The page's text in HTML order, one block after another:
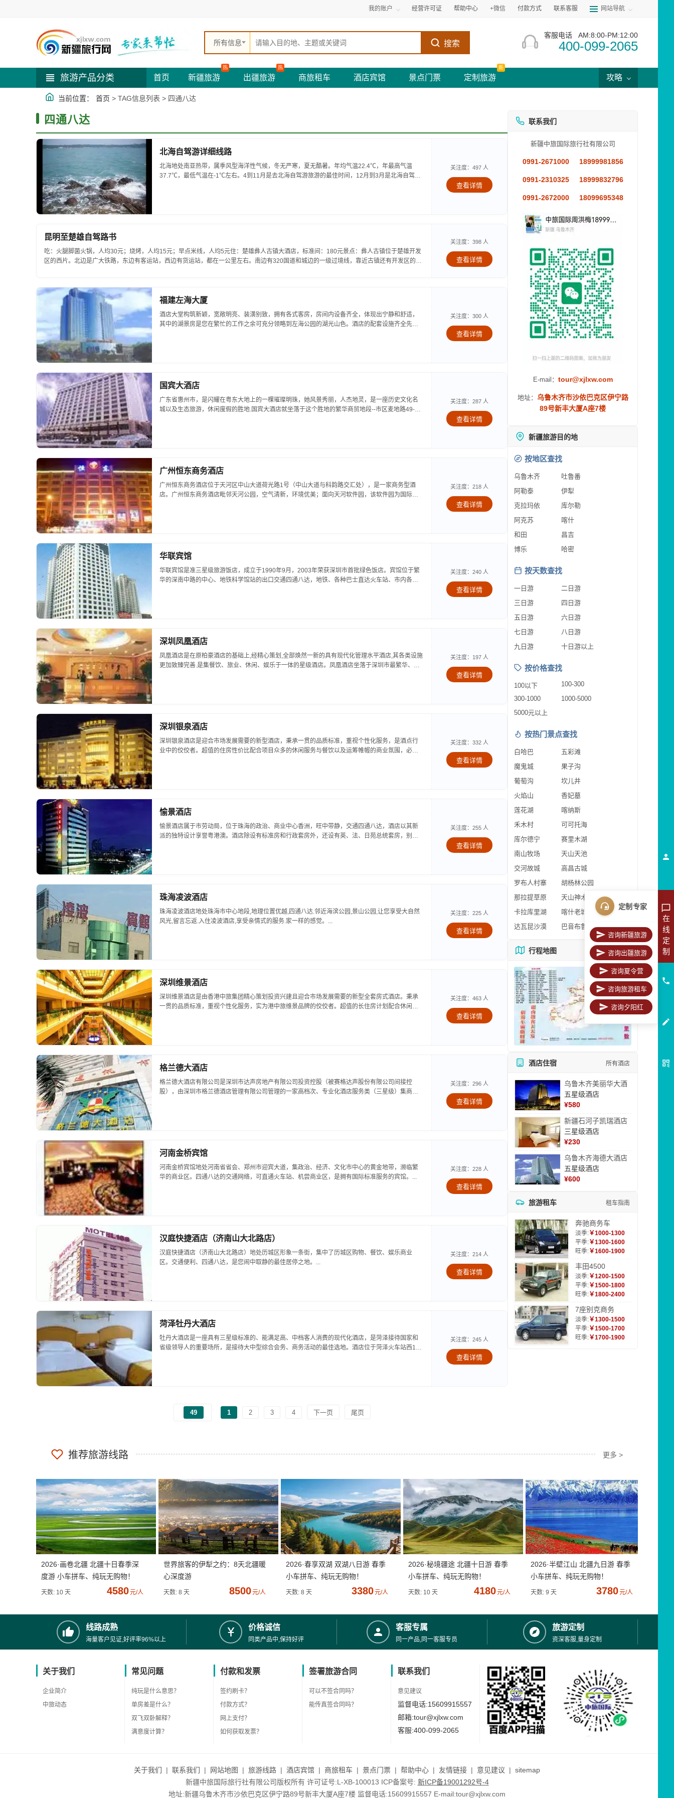
我的账户 经营许可证 帮助中心 +微信 付款方式 联系客服 网站导航
所有信息 搜索
客服电话 AM:8:00-PM:12:00
400-099-2065
旅游产品分类 首页 新疆旅游
热
出疆旅游
热
商旅租车 酒店宾馆 景点门票 定制旅游
新
攻略
当前位置： 首页 > TAG信息列表 > 四通八达
四通八达
北海自驾游详细线路
北海地处南亚热带，属季风型海洋性气候，冬无严寒，夏无酷暑。年均气温22.4℃，年最高气温
37.7℃，最低气温在-1℃左右。4到11月是去北海自驾游旅游的最佳时间，12月到3月是北海自驾游
关注度：497 人
查看详情
昆明至楚雄自驾路书
吃：火腿脚菌火锅，人均30元；烧烤，人均15元；早点米线，人均5元住：楚雄彝人古镇大酒店，标准间：180元景点：彝人古镇位于楚雄开发
区的西片。北边是广大铁路，东边有客运站，西边有货运站，都在一公里左右。南边有320国道和城边的一级过境线，靠近古镇还有开发区的大
关注度：398 人
查看详情
福建左海大厦
酒店大堂构筑新颖，宽敞明亮、装潢别致，拥有各式客房，房间内设备齐全，体现出宁静和舒适，
其中的湖景房是您在繁忙的工作之余可充分领略到左海公园的湖光山色。酒店的配套设施齐全先
关注度：300 人
查看详情
国宾大酒店
广东省惠州市，是闪耀在粤东大地上的一棵璀璨明珠，她风景秀丽，人杰地灵，是一座历史文化名
城以及生态旅游，休闲度假的胜地.国宾大酒店就坐落于这个胜地的繁华商贸地段--市区麦地路49-3
关注度：287 人
查看详情
广州恒东商务酒店
广州恒东商务酒店位于天河区中山大道荷光路1号（中山大道与科韵路交汇处），是一家商务型酒
店。广州恒东商务酒店毗邻天河公园，空气清新，环境优美；面向天河软件园，该软件园为国际化
关注度：218 人
查看详情
华联宾馆
华联宾馆是准三星级旅游饭店，成立于1990年9月，2003年荣获深圳市首批绿色饭店。宾馆位于繁
华的深南中路的中心、地铁科学馆站的出口交通四通八达，地铁、各种巴士直达火车站、市内各购
关注度：240 人
查看详情
深圳凤凰酒店
凤凰酒店是在原柏豪酒店的基础上,经精心策划,全部焕然一新的具有现代化管理水平酒店,其各类设施
更加致臻完善.是集餐饮、旅业、休闲、娱乐于一体的星级酒店。凤凰酒店坐落于深圳市最繁华、最
关注度：197 人
查看详情
深圳银泉酒店
深圳银泉酒店是迎合市场发展需要的新型酒店，秉承一贯的品质标准，重视个性化服务，是酒点行
业中的佼佼者。超值的住房性价比配合项目众多的休闲服务与餐饮以及运筹帷幄的商业氛围，必将
关注度：332 人
查看详情
愉景酒店
愉景酒店属于市劳动局，位于珠海的政治、商业中心香洲，旺中带静，交通四通八达，酒店以其新
派的独特设计享誉粤港澳。酒店除设有标准房和行政套房外，还设有英、法、日苑总统套房，别具
关注度：255 人
查看详情
珠海凌波酒店
珠海凌波酒店地处珠海市中心地段,地理位置优越,四通八达.邻近海滨公园,景山公园,让您享受大自然
风光,留言忘返.入住凌波酒店,享受亲情式的服务.家一样的感觉。...
关注度：225 人
查看详情
深圳维景酒店
深圳维景酒店是由香港中旅集团精心策划投资兴建且迎合市场发展需要的新型全套房式酒店。秉承
一贯的品质标准，重视个性化服务，实为港中旅维景品牌的佼佼者。超值的长住房计划配合休闲服
关注度：463 人
查看详情
格兰德大酒店
格兰德大酒店有限公司是深圳市达声房地产有限公司投资控股（被赛格达声股份有限公司间接控
股），由深圳市格兰德酒店管理有限公司管理的一家高档次、专业化酒店服务类（三星级）集商
关注度：296 人
查看详情
河南金桥宾馆
河南金桥宾馆地处河南省省会、郑州市迎宾大道，集政治、经济、文化市中心的黄金地带，濒临繁
华的商业区。四通八达的交通网络，可直通火车站、机尝商业区，是拥有国际标准服务的宾馆。...
关注度：228 人
查看详情
汉庭快捷酒店（济南山大北路店）
汉庭快捷酒店（济南山大北路店）地处历城区形象一条街，集中了历城区购物、餐饮、娱乐商业
区。交通便利、四通八达，是您闹中取静的最佳居停之地。...
关注度：214 人
查看详情
菏泽牡丹大酒店
牡丹大酒店是一座具有三星级标准的、能满足高、中档客人消费的现代化酒店，是菏泽接待国家和
省级领导人的重要场所，是接待大中型综合会务、商务活动的最佳选地。酒店位于菏泽火车站西1公
关注度：245 人
查看详情
49 1 2 3 4 下一页 尾页
联系我们
新疆中旅国际旅行社有限公司
0991-2671000 18999981856
0991-2310325 18999832796
0991-2672000 18099695348
E-mail： tour@xjlxw.com
地址： 乌鲁木齐市沙依巴克区伊宁路
89号新丰大厦A座7楼
新疆旅游目的地
按地区查找
乌鲁木齐
吐鲁番
阿勒泰
伊犁
克拉玛依
库尔勒
阿克苏
喀什
和田
昌吉
博乐
哈密
按天数查找
一日游
二日游
三日游
四日游
五日游
六日游
七日游
八日游
九日游
十日游以上
按价格查找
100以下
100-300
300-1000
1000-5000
5000元以上
按热门景点查找
白哈巴
五彩滩
魔鬼城
果子沟
葡萄沟
坎儿井
火焰山
香妃墓
莲花湖
喀纳斯
禾木村
可可托海
库尔德宁
赛里木湖
南山牧场
天山天池
交河故城
高昌古城
罗布人村寨
胡杨林公园
那拉提草原
天山神木园
卡拉库里湖
喀什老城区
达瓦昆沙漠
巴音布鲁克
行程地图 更多地图
酒店住宿 所有酒店
乌鲁木齐美丽华大酒
五星级酒店
¥580
新疆石河子凯瑞酒店
三星级酒店
¥230
乌鲁木齐海德大酒店
五星级酒店
¥600
旅游租车 租车指南
奔驰商务车
淡季:￥1000-1300
平季:￥1300-1600
旺季:￥1600-1900
丰田4500
淡季:￥1200-1500
平季:￥1500-1800
旺季:￥1800-2400
7座别克商务
淡季:￥1300-1500
平季:￥1500-1700
旺季:￥1700-1900
推荐旅游线路 更多 >
2026·画卷北疆 北疆十日春季深
度游 小车拼车、纯玩无购物！
天数: 10 天 4580元/人
世界旅客的伊犁之约：8天北疆暖
心深度游
天数: 8 天 8500元/人
2026·春享双湖 双湖八日游 春季
小车拼车、纯玩无购物！
天数: 8 天 3380元/人
2026·秘境疆途 北疆十日游 春季
小车拼车、纯玩无购物！
天数: 10 天 4180元/人
2026·半壁江山 北疆九日游 春季
小车拼车、纯玩无购物！
天数: 9 天 3780元/人
线路成熟
海量客户见证,好评率96%以上
价格诚信
同类产品中,保持好评
客服专属
同一产品,同一客服专员
旅游定制
资深客服,量身定制
关于我们
企业简介
中旅动态
常见问题
纯玩是什么意思？
单房差是什么？
双飞双卧解释？
满意度计算？
付款和发票
签约刷卡？
付款方式？
网上支付？
如何获取发票？
签署旅游合同
可以不签合同吗？
能传真签合同吗？
联系我们
意见建议
监督电话:15609915557
邮箱:tour@xjlxw.com
客服:400-099-2065
关于我们 | 联系我们 | 网站地图 | 旅游线路 | 酒店宾馆 | 商旅租车 | 景点门票 | 帮助中心 | 友情链接 | 意见建议 | sitemap
新疆中旅国际旅行社有限公司版权所有 许可证号:L-XB-100013 ICP备案号: 新ICP备19001292号-4
地址:新疆乌鲁木齐市沙依巴克区伊宁路89号新丰大厦A座7楼 监督电话:15609915557 E-mail:tour@xjlxw.com
在
线
定
制
定制专家
咨询新疆旅游
咨询出疆旅游
咨询夏令营
咨询旅游租车
咨询夕阳红